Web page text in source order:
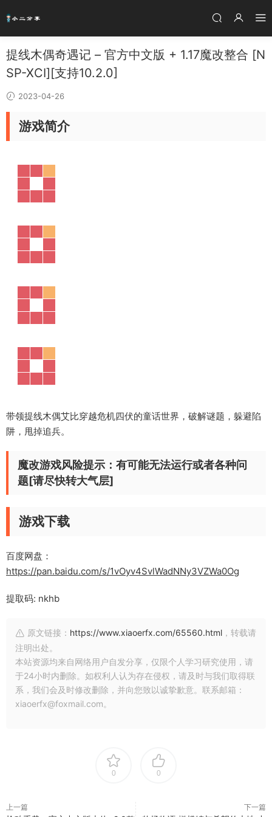
提线木偶奇遇记 – 官方中文版 + 1.17魔改整合 [N
SP-XCI][支持10.2.0]
2023-04-26
游戏简介
带领提线木偶艾比穿越危机四伏的童话世界，破解谜题，躲避陷
阱，甩掉追兵。
魔改游戏风险提示：有可能无法运行或者各种问
题[请尽快转大气层]
游戏下载
百度网盘：
https://pan.baidu.com/s/1vOyv4SvlWadNNy3VZWa0Og
提取码: nkhb
原文链接： https://www.xiaoerfx.com/65560.html ，转载请
注明出处。
本站资源均来自网络用户自发分享，仅限个人学习研究使用，请
于24小时内删除。如权利人认为存在侵权，请及时与我们取得联
系，我们会及时修改删除，并向您致以诚挚歉意。联系邮箱：
xiaoerfx@foxmail.com。
0 0
上一篇 下一篇